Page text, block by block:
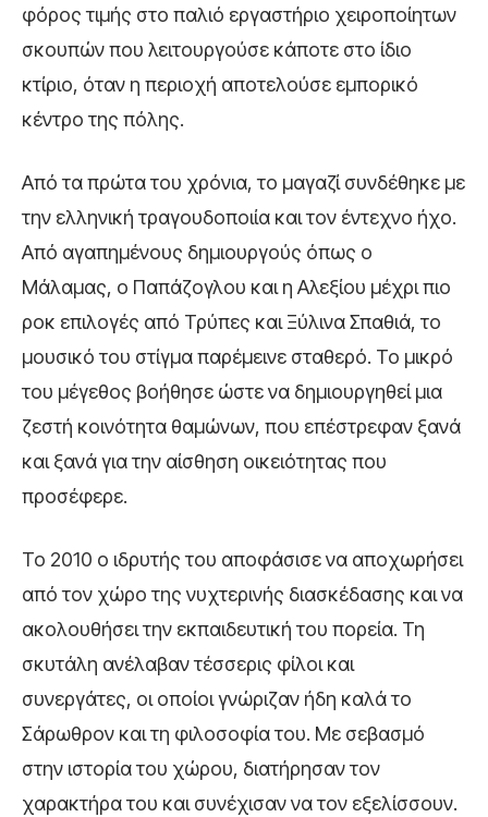
φόρος τιμής στο παλιό εργαστήριο χειροποίητων
σκουπών που λειτουργούσε κάποτε στο ίδιο
κτίριο, όταν η περιοχή αποτελούσε εμπορικό
κέντρο της πόλης.
Από τα πρώτα του χρόνια, το μαγαζί συνδέθηκε με
την ελληνική τραγουδοποιία και τον έντεχνο ήχο.
Από αγαπημένους δημιουργούς όπως ο
Μάλαμας, ο Παπάζογλου και η Αλεξίου μέχρι πιο
ροκ επιλογές από Τρύπες και Ξύλινα Σπαθιά, το
μουσικό του στίγμα παρέμεινε σταθερό. Το μικρό
του μέγεθος βοήθησε ώστε να δημιουργηθεί μια
ζεστή κοινότητα θαμώνων, που επέστρεφαν ξανά
και ξανά για την αίσθηση οικειότητας που
προσέφερε.
Το 2010 ο ιδρυτής του αποφάσισε να αποχωρήσει
από τον χώρο της νυχτερινής διασκέδασης και να
ακολουθήσει την εκπαιδευτική του πορεία. Τη
σκυτάλη ανέλαβαν τέσσερις φίλοι και
συνεργάτες, οι οποίοι γνώριζαν ήδη καλά το
Σάρωθρον και τη φιλοσοφία του. Με σεβασμό
στην ιστορία του χώρου, διατήρησαν τον
χαρακτήρα του και συνέχισαν να τον εξελίσσουν.